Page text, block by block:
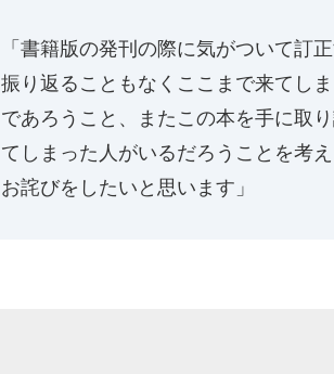
「書籍版の発刊の際に気がついて訂
振り返ることもなくここまで来てし
であろうこと、またこの本を手に取
てしまった人がいるだろうことを考
お詫びをしたいと思います」